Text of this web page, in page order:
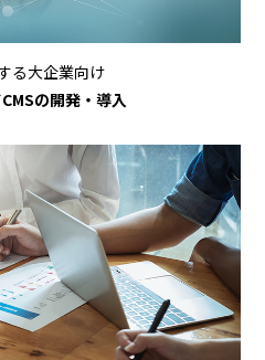
る大企業向け
の開発・導入